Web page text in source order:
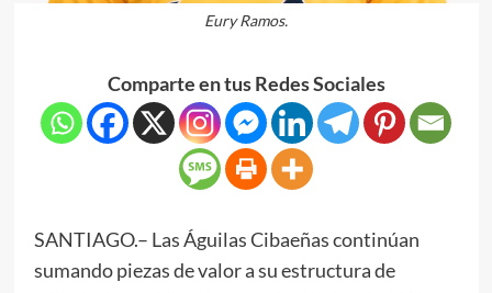
Eury Ramos.
Comparte en tus Redes Sociales
SANTIAGO.– Las Águilas Cibaeñas continúan
sumando piezas de valor a su estructura de